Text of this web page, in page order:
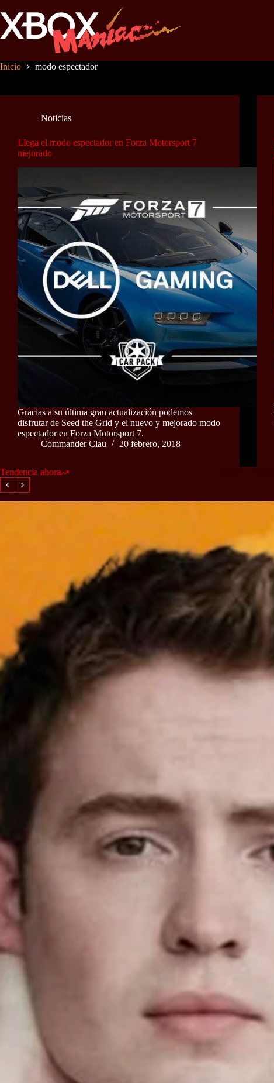
al
contenido
Inicio modo espectador
Noticias
Llega el modo espectador en Forza Motorsport 7
mejorado
Gracias a su última gran actualización podemos
disfrutar de Seed the Grid y el nuevo y mejorado modo
espectador en Forza Motorsport 7.
Commander Clau
20 febrero, 2018
Tendencia ahora